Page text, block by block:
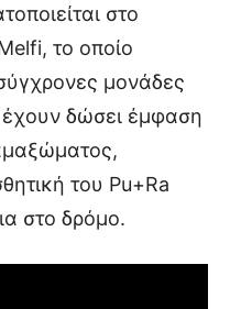
στο
το οποίο
μονάδες
έχουν δώσει έμφαση
του Pu+Ra
στο δρόμο.